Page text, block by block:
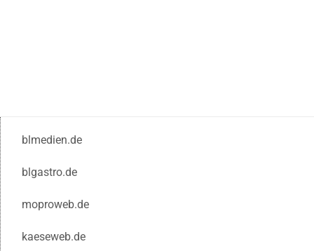
blmedien.de
blgastro.de
moproweb.de
kaeseweb.de